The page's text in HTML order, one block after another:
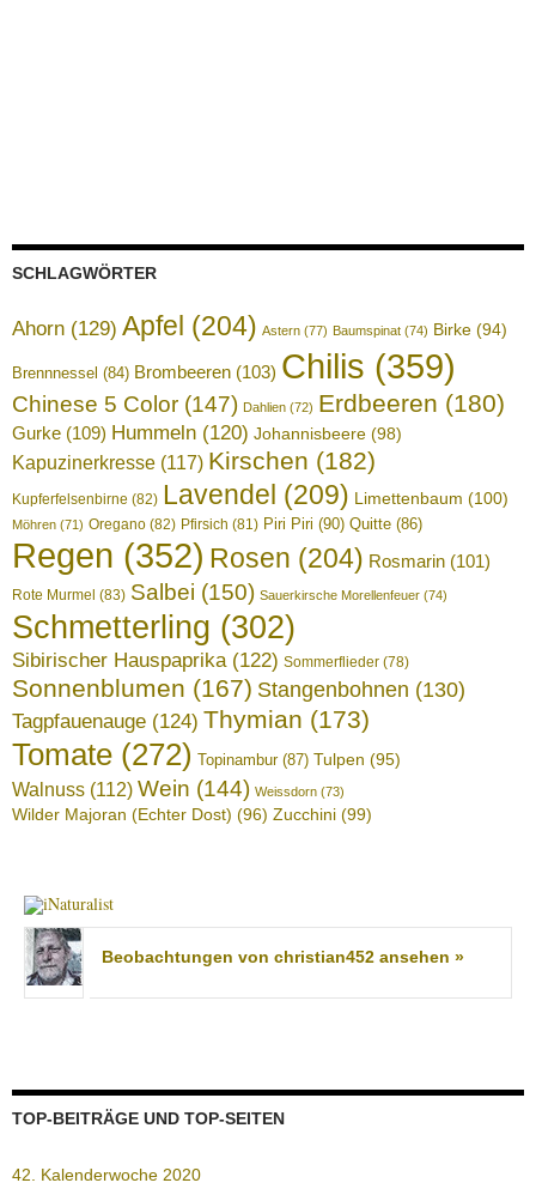
SCHLAGWÖRTER
Ahorn (129) Apfel (204) Astern (77) Baumspinat (74) Birke (94)
Brennnessel (84) Brombeeren (103) Chilis (359)
Chinese 5 Color (147) Dahlien (72) Erdbeeren (180)
Gurke (109) Hummeln (120) Johannisbeere (98)
Kapuzinerkresse (117) Kirschen (182)
Kupferfelsenbirne (82) Lavendel (209) Limettenbaum (100)
Möhren (71) Oregano (82) Pfirsich (81) Piri Piri (90) Quitte (86)
Regen (352) Rosen (204) Rosmarin (101)
Rote Murmel (83) Salbei (150) Sauerkirsche Morellenfeuer (74)
Schmetterling (302)
Sibirischer Hauspaprika(122) Sommerflieder (78)
Sonnenblumen (167) Stangenbohnen (130)
Tagpfauenauge (124) Thymian (173)
Tomate (272) Topinambur(87) Tulpen (95)
Walnuss (112) Wein (144) Weissdorn (73)
Wilder Majoran (Echter Dost) (96) Zucchini (99)
Beobachtungen von christian452 ansehen »
TOP-BEITRÄGE UND TOP-SEITEN
42. Kalenderwoche 2020